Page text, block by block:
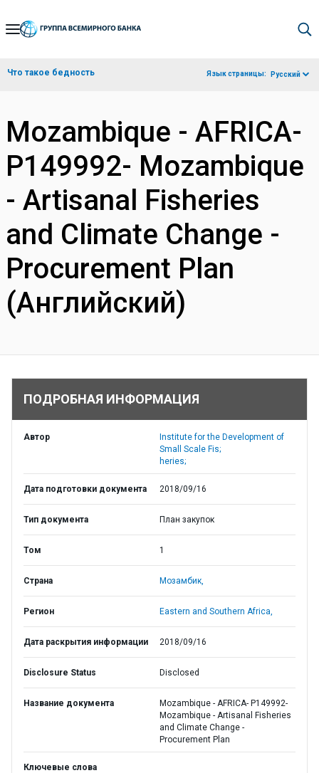
Skip
Navigation
Что такое бедность Язык страницы: Русский
Mozambique - AFRICA-
P149992- Mozambique
- Artisanal Fisheries
and Climate Change -
Procurement Plan
(Английский)
ПОДРОБНАЯ ИНФОРМАЦИЯ
Автор
Institute for the Development of
Small Scale Fis;
heries;
Дата подготовки документа 2018/09/16
Тип документа План закупок
Том 1
Страна Мозамбик,
Регион Eastern and Southern Africa,
Дата раскрытия информации 2018/09/16
Disclosure Status Disclosed
Название документа
Mozambique - AFRICA- P149992-
Mozambique - Artisanal Fisheries
and Climate Change -
Procurement Plan
Ключевые слова